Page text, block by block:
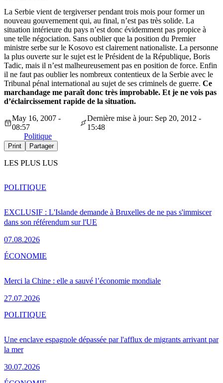
La Serbie vient de tergiverser pendant trois mois pour former un
nouveau gouvernement qui, au final, n’est pas très solide. La
situation intérieure du pays n’est donc évidemment pas propice à
une telle négociation. Sans oublier que la position du Premier
ministre serbe sur le Kosovo est clairement nationaliste. La personne
la plus ouverte sur le sujet est le Président de la République, Boris
Tadic, mais il n’est malheureusement pas en position de force. Enfin
il ne faut pas oublier les nombreux contentieux de la Serbie avec le
Tribunal pénal international au sujet de ses criminels de guerre. Ce
marchandage me paraît donc très improbable. Et je ne vois pas
d’éclaircissement rapide de la situation.
May 16, 2007 -
08:57
Dernière mise à jour: Sep 20, 2012 -
15:48
Politique
Print Partager
LES PLUS LUS
EXCLUSIF : L'Islande demande à Bruxelles de ne pas s'immiscer
dans son référendum sur l'UE
07.08.2026
POLITIQUE
Merci la Chine : elle a sauvé l’économie mondiale
27.07.2026
ÉCONOMIE
Une enclave espagnole dépassée par l'afflux de migrants arrivant par
la mer
30.07.2026
POLITIQUE